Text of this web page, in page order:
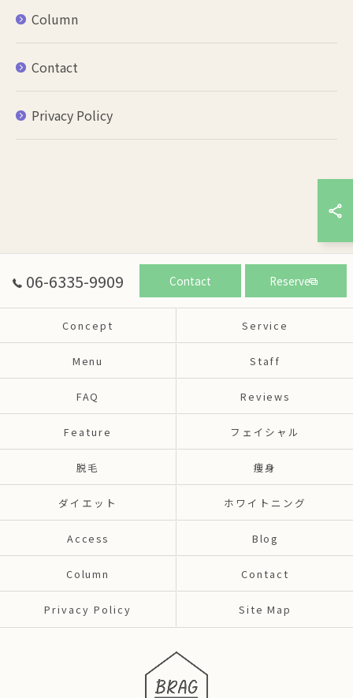
Column
Contact
Privacy Policy
06-6335-9909 Contact Reserve
Concept Service
Menu Staff
FAQ Reviews
Feature フェイシャル
脱毛 痩身
ダイエット ホワイトニング
Access Blog
Column Contact
Privacy Policy Site Map